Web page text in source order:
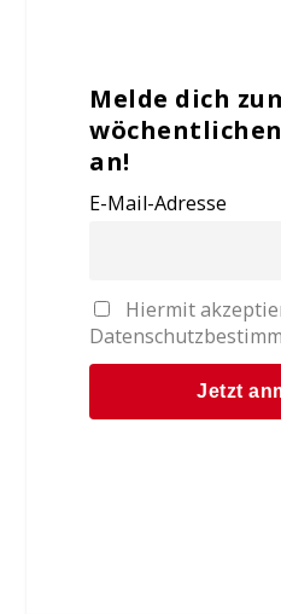
Melde dich
an!
E-Mail-Adresse
Hiermit